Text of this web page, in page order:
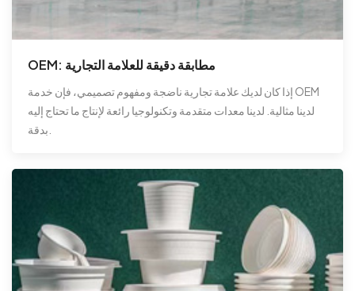
OEM: مطابقة دقيقة للعلامة التجارية
إذا كان لديك علامة تجارية ناضجة ومفهوم تصميمي، فإن خدمة OEM
لدينا مثالية. لدينا معدات متقدمة وتكنولوجيا رائعة لإنتاج ما تحتاج إليه